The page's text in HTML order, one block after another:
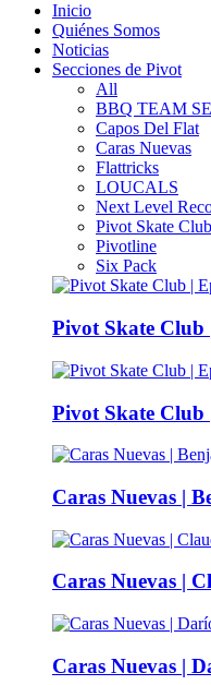
Inicio
Quiénes Somos
Noticias
Secciones de Pivot
All
BBQ TEAM
Capos Del Flat
Caras Nuevas
Flattricks
LOUCALS
Next Level
Pivot Skate Club
Pivotline
Six Pack
Pivot Skate Club
Pivot Skate Club
Caras Nuevas |
Caras Nuevas |
Caras Nuevas |